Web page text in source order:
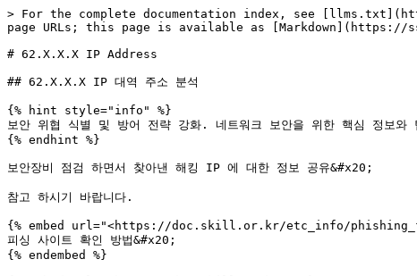
> For the complete documentation index, see
page URLs; this page is available as
# 62.X.X.X IP Address
## 62.X.X.X IP 대역 주소 분석
{% hint style="info" %}
보안 위협 식별 및 방어 전략 강화. 네트워크 보안을 위한 핵심 정보
{% endhint %}
보안장비 점검 하면서 찾아낸 해킹 IP 에 대한 정보 공유&#x20;
참고 하시기 바랍니다.
{% embed url="<https://doc.skill.or.kr/etc_info/
피싱 사이트 확인 방법&#x20;
{% endembed %}